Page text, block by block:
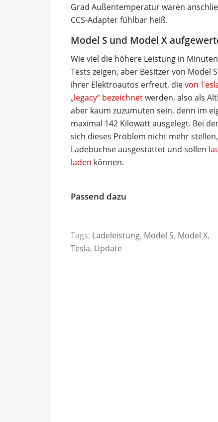
Grad Außentemperatur waren
CCS-Adapter fühlbar heiß.
Model S und Model X
Wie viel die höhere Leistung in
Tests zeigen, aber Besitzer von Model
ihrer Elektroautos erfreut, dievon
„legacy“ bezeichnetwerden, also als
aber kaum zuzumuten sein, denn im
maximal 142 Kilowatt ausgelegt. Bei
sich dieses Problem nicht mehr
Ladebuchse ausgestattet und sollen
laden können.
Passend dazu
Tags: Ladeleistung, Model S, Model X,
Tesla, Update